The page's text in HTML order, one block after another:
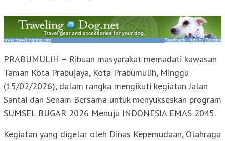
PRABUMULIH – Ribuan masyarakat memadati kawasan
Taman Kota Prabujaya, Kota Prabumulih, Minggu
(15/02/2026), dalam rangka mengikuti kegiatan Jalan
Santai dan Senam Bersama untuk menyukseskan program
SUMSEL BUGAR 2026 Menuju INDONESIA EMAS 2045.
Kegiatan yang digelar oleh Dinas Kepemudaan, Olahraga